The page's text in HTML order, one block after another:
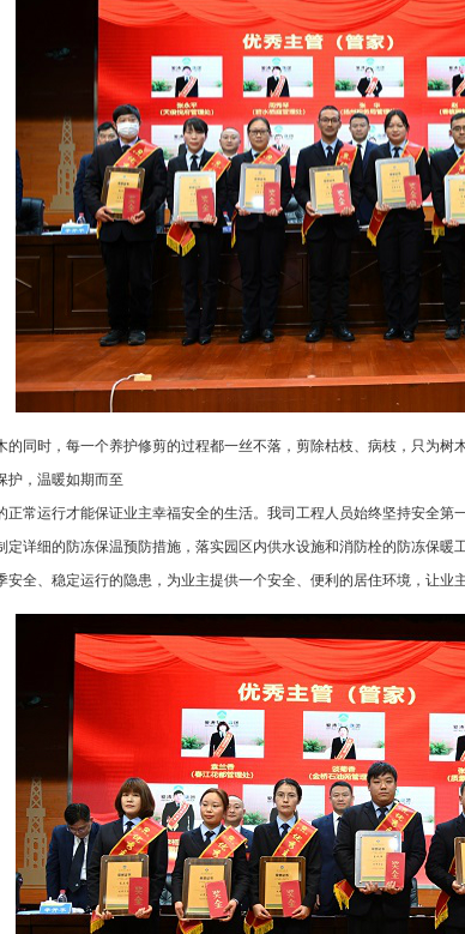
的同时，每一个养护修剪的过程都一丝不落，剪除枯枝、病枝，只为树
护，温暖如期而至
正常运行才能保证业主幸福安全的生活。我司工程人员始终坚持安全
定详细的防冻保温预防措施，落实园区内供水设施和消防栓的防冻保暖
安全、稳定运行的隐患，为业主提供一个安全、便利的居住环境，让业